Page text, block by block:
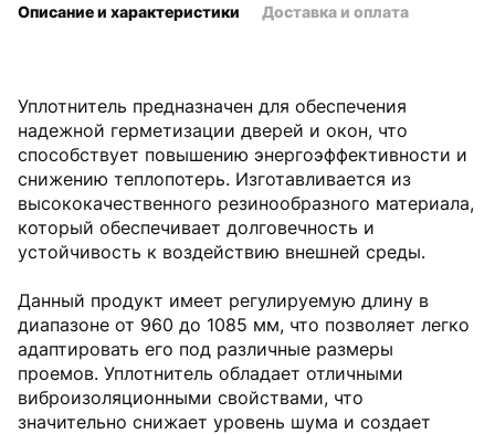
Уплотнитель предназначен для обеспечения
надежной герметизации дверей и окон, что
способствует повышению энергоэффективности и
снижению теплопотерь. Изготавливается из
высококачественного резинообразного материала,
который обеспечивает долговечность и
устойчивость к воздействию внешней среды.
Данный продукт имеет регулируемую длину в
диапазоне от 960 до 1085 мм, что позволяет легко
адаптировать его под различные размеры
проемов. Уплотнитель обладает отличными
виброизоляционными свойствами, что
значительно снижает уровень шума и создает
Описание и характеристики Доставка и оплата